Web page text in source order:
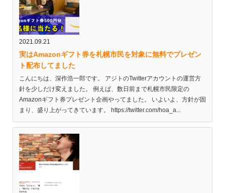
2021.09.21
実はAmazonギフト券を札幌市民を対象に無料でプレゼン
ト配布してました
こんにちは、深作浩一郎です。 アジトのTwitterアカウントの運営方
針を少しだけ変えました。 例えば、数日前まで札幌市民限定の
Amazonギフト券プレゼント企画やってました。 いよいよ、方針が固
まり、盛り上がってきています。 https://twitter.com/hoa_a...